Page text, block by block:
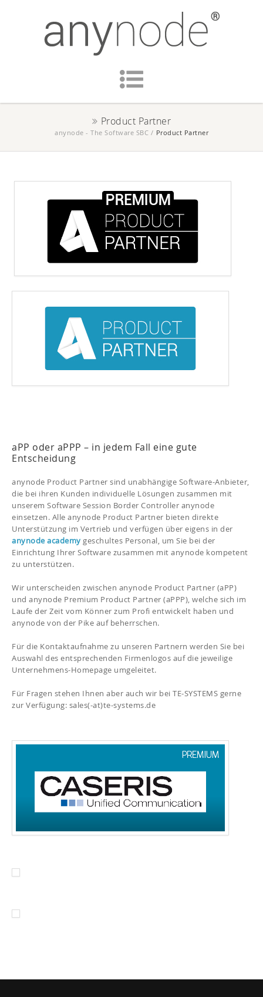
Product Partner
anynode - The Software SBC / Product Partner
aPP oder aPPP – in jedem Fall eine gute
Entscheidung
anynode Product Partner sind unabhängige Software-Anbieter,
die bei ihren Kunden individuelle Lösungen zusammen mit
unserem Software Session Border Controller anynode
einsetzen. Alle anynode Product Partner bieten direkte
Unterstützung im Vertrieb und verfügen über eigens in der
anynode academy geschultes Personal, um Sie bei der
Einrichtung Ihrer Software zusammen mit anynode kompetent
zu unterstützen.
Wir unterscheiden zwischen anynode Product Partner (aPP)
und anynode Premium Product Partner (aPPP), welche sich im
Laufe der Zeit vom Könner zum Profi entwickelt haben und
anynode von der Pike auf beherrschen.
Für die Kontaktaufnahme zu unseren Partnern werden Sie bei
Auswahl des entsprechenden Firmenlogos auf die jeweilige
Unternehmens-Homepage umgeleitet.
Für Fragen stehen Ihnen aber auch wir bei TE-SYSTEMS gerne
zur Verfügung: sales(-at)te-systems.de